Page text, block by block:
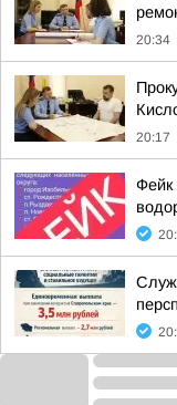
20:34
20:17
Фейк